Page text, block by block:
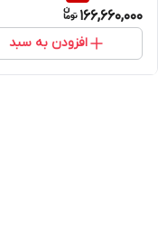
166,660,000
افزودن به سبد